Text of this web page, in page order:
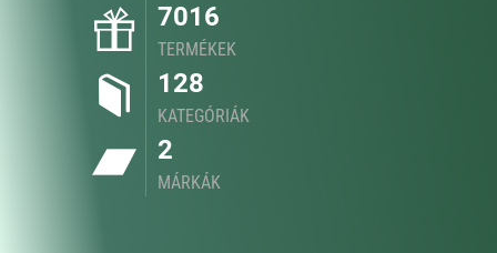
7016
TERMÉKEK
128
KATEGÓRIÁK
2
MÁRKÁK